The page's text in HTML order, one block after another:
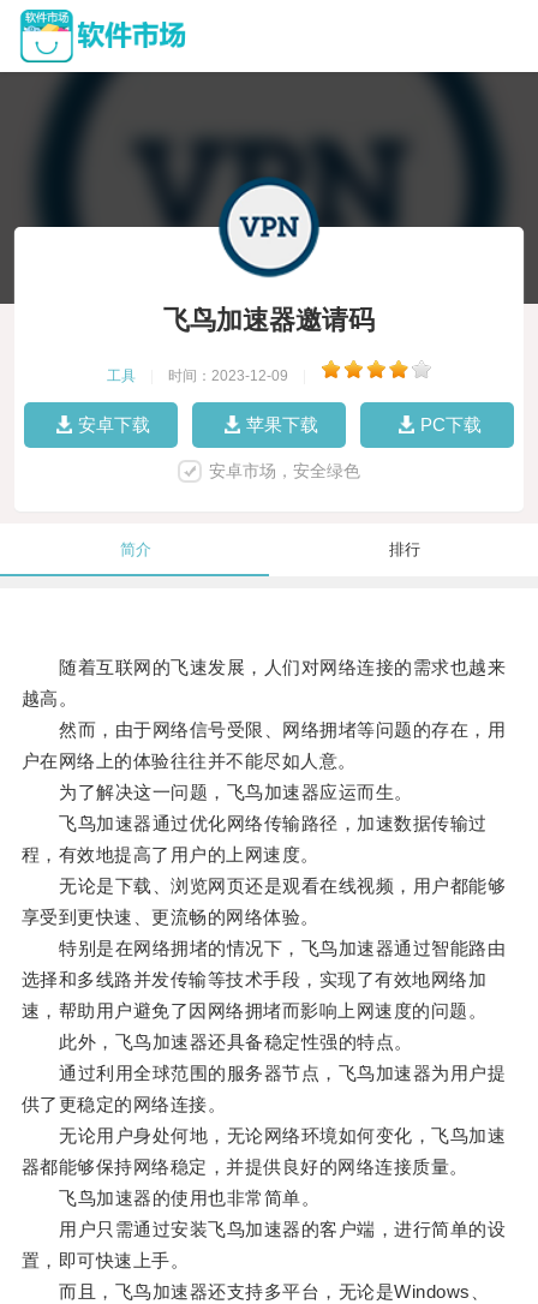
飞鸟加速器邀请码
工具 时间：2023-12-09
安卓下载 苹果下载 PC下载
安卓市场，安全绿色
简介 排行
随着互联网的飞速发展，人们对网络连接的需求也越来
越高。
然而，由于网络信号受限、网络拥堵等问题的存在，用
户在网络上的体验往往并不能尽如人意。
为了解决这一问题，飞鸟加速器应运而生。
飞鸟加速器通过优化网络传输路径，加速数据传输过
程，有效地提高了用户的上网速度。
无论是下载、浏览网页还是观看在线视频，用户都能够
享受到更快速、更流畅的网络体验。
特别是在网络拥堵的情况下，飞鸟加速器通过智能路由
选择和多线路并发传输等技术手段，实现了有效地网络加
速，帮助用户避免了因网络拥堵而影响上网速度的问题。
此外，飞鸟加速器还具备稳定性强的特点。
通过利用全球范围的服务器节点，飞鸟加速器为用户提
供了更稳定的网络连接。
无论用户身处何地，无论网络环境如何变化，飞鸟加速
器都能够保持网络稳定，并提供良好的网络连接质量。
飞鸟加速器的使用也非常简单。
用户只需通过安装飞鸟加速器的客户端，进行简单的设
置，即可快速上手。
而且，飞鸟加速器还支持多平台，无论是Windows、